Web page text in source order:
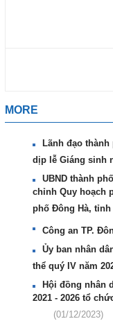
MORE
Lãnh đạo
dịp lễ Giáng sinh
UBND thành
chỉnh Quy hoạch
phố Đông Hà, tỉnh
Công an TP.
Ủy ban nhân
thể quý IV năm
Hội đồng nhân
2021 - 2026 tổ
(01/12/2023)